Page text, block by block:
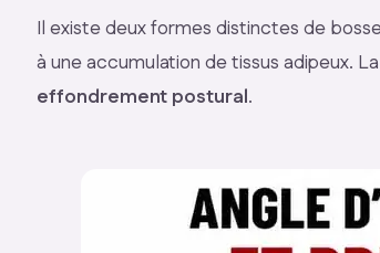
Il existe deux formes distinctes de
à une accumulation de tissus adipeux.
effondrement postural.